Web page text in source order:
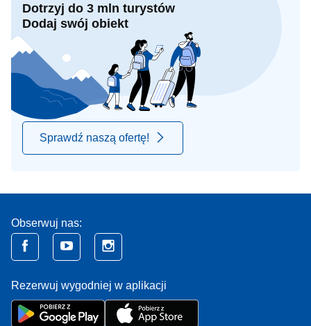
Dotrzyj do 3 mln turystów
Dodaj swój obiekt
Sprawdź naszą ofertę!
Obserwuj nas:
Rezerwuj wygodniej w aplikacji